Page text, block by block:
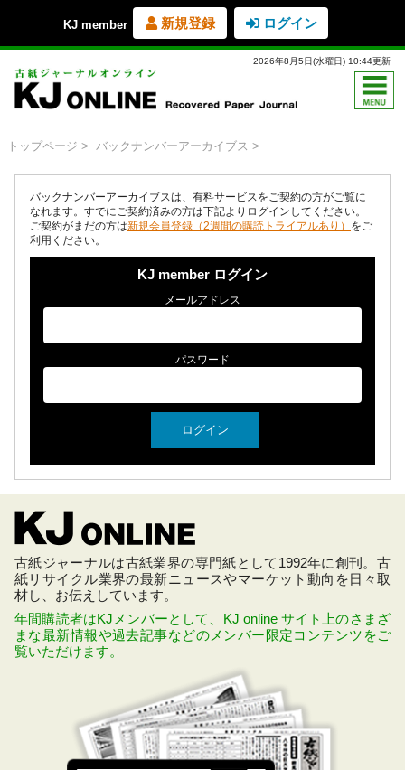
KJ member 新規登録 ログイン
2026年8月5日(水曜日) 10:44更新
トップページ バックナンバーアーカイブス
バックナンバーアーカイブスは、有料サービスをご契約の方がご覧に
なれます。すでにご契約済みの方は下記よりログインしてください。
ご契約がまだの方は新規会員登録（2週間の購読トライアルあり） をご
利用ください。
KJ member ログイン
メールアドレス
パスワード
古紙ジャーナルは古紙業界の専門紙として1992年に創刊。古
紙リサイクル業界の最新ニュースやマーケット動向を日々取
材し、お伝えしています。
年間購読者はKJメンバーとして、KJ online サイト上のさまざ
まな最新情報や過去記事などのメンバー限定コンテンツをご
覧いただけます。